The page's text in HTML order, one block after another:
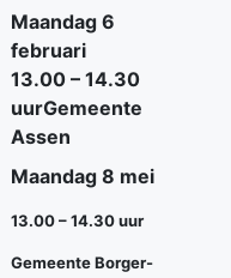
Maandag 6
februari
13.00 – 14.30
uurGemeente
Assen
Maandag 8 mei
13.00 – 14.30 uur
Gemeente Borger-